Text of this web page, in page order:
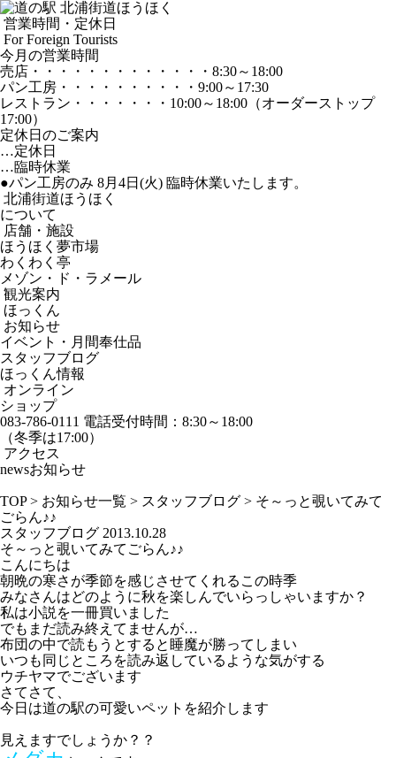
営業時間・定休日
For Foreign Tourists
今月の営業時間
売店 ・・・・・・・・・・・・・ 8:30～18:00
パン工房 ・・・・・・・・・・ 9:00～17:30
レストラン ・・・・・・・ 10:00～18:00 （オーダーストップ
17:00）
定休日のご案内
…定休日
…臨時休業
●パン工房のみ 8月4日(火) 臨時休業いたします。
北浦街道ほうほく
について
店舗・施設
ほうほく夢市場
わくわく亭
メゾン・ド・ラメール
観光案内
ほっくん
お知らせ
イベント・月間奉仕品
スタッフブログ
ほっくん情報
オンライン
ショップ
083-786-0111 電話受付時間：8:30～18:00
（冬季は17:00）
アクセス
newsお知らせ
TOP> お知らせ一覧 > スタッフブログ > そ～っと覗いてみて
ごらん♪♪
スタッフブログ 2013.10.28
そ～っと覗いてみてごらん♪♪
こんにちは
朝晩の寒さが季節を感じさせてくれるこの時季
みなさんはどのように秋を楽しんでいらっしゃいますか？
私は小説を一冊買いました
でもまだ読み終えてませんが…
布団の中で読もうとすると睡魔が勝ってしまい
いつも同じところを読み返しているような気がする
ウチヤマでございます
さてさて、
今日は道の駅の可愛いペットを紹介します
見えますでしょうか？？